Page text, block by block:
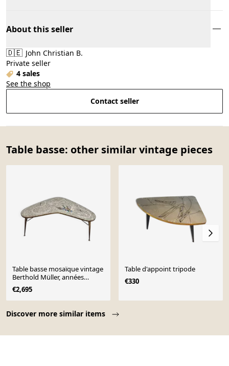
About this seller
🇩🇪 John Christian B.
Private seller
4 sales
See the shop
Contact seller
Table basse: other similar vintage pieces
Discover more similar items
Table basse mosaïque vintage
Berthold Müller, années
1960/70.
€2,695
Table d'appoint tripode
€330